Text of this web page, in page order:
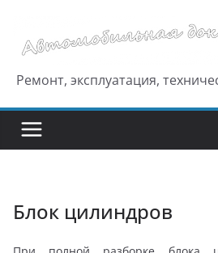
содержимому
Ремонт, эксплуатация,
Блок цилиндров